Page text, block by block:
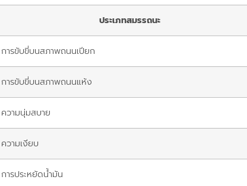
ประเภทสมรรถนะ
การขับขี่บนสภาพถนนเปียก
การขับขี่บนสภาพถนนแห้ง
ความนุ่มสบาย
ความเงียบ
การประหยัดน้ำมัน